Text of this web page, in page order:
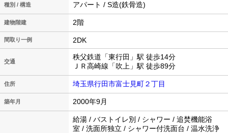
種別 / 構造 アパート / S造(鉄骨造)
建物階建 2階
間取り一例 2DK
交通
秩父鉄道「東行田」駅 徒歩14分
ＪＲ高崎線「吹上」駅 徒歩89分
住所 埼玉県行田市富士見町２丁目
築年月 2000年9月
給湯 / バストイレ別 / シャワー / 追焚機能浴
室 / 洗面所独立 / シャワー付洗面台 / 温水洗浄